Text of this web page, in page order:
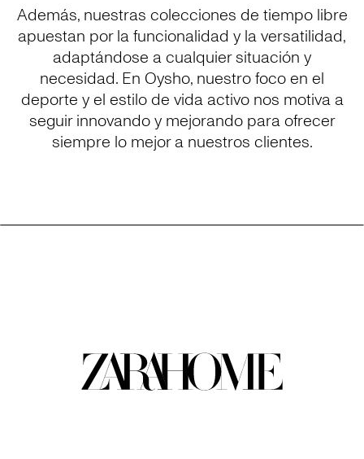
Además, nuestras colecciones de tiempo libre
apuestan por la funcionalidad y la versatilidad,
adaptándose a cualquier situación y
necesidad. En Oysho, nuestro foco en el
deporte y el estilo de vida activo nos motiva a
seguir innovando y mejorando para ofrecer
siempre lo mejor a nuestros clientes.